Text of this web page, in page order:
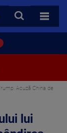
CAUTA
TOATE
Acuză China de
lui